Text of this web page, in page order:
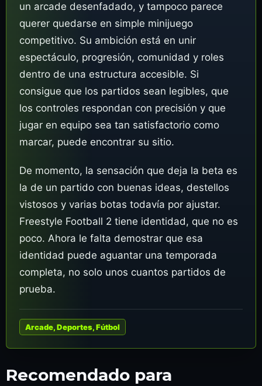
un arcade desenfadado, y tampoco parece
querer quedarse en simple minijuego
competitivo. Su ambición está en unir
espectáculo, progresión, comunidad y roles
dentro de una estructura accesible. Si
consigue que los partidos sean legibles, que
los controles respondan con precisión y que
jugar en equipo sea tan satisfactorio como
marcar, puede encontrar su sitio.
De momento, la sensación que deja la beta es
la de un partido con buenas ideas, destellos
vistosos y varias botas todavía por ajustar.
Freestyle Football 2 tiene identidad, que no es
poco. Ahora le falta demostrar que esa
identidad puede aguantar una temporada
completa, no solo unos cuantos partidos de
prueba.
Arcade, Deportes, Fútbol
Recomendado para